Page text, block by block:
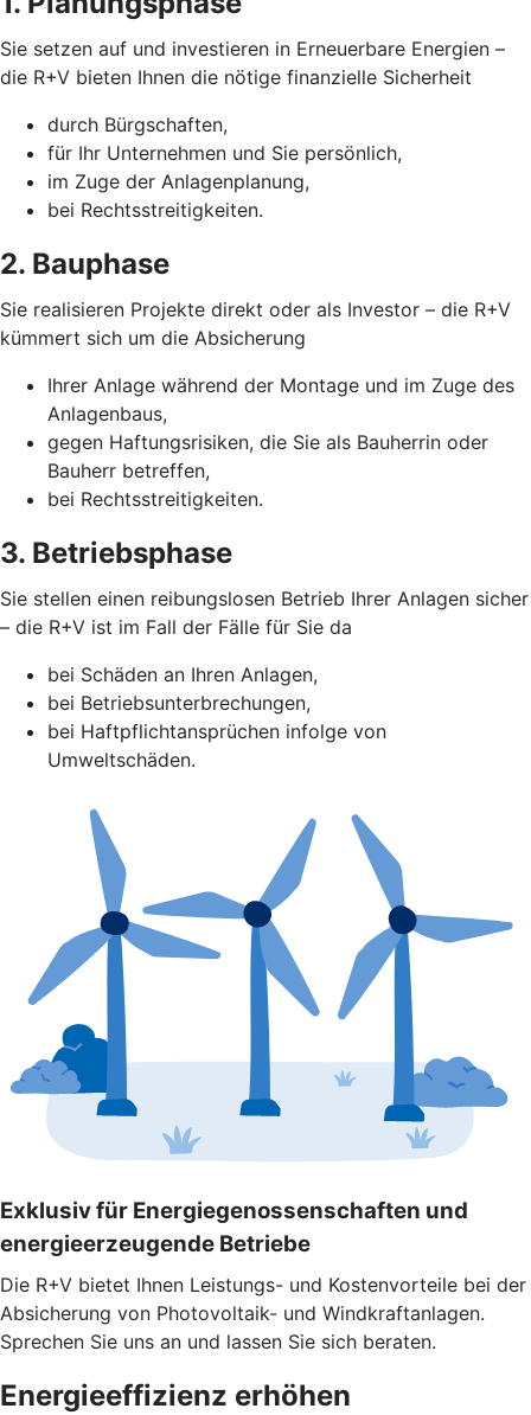
Sie setzen auf und investieren in Erneuerbare Energien –
die R+V bieten Ihnen die nötige finanzielle Sicherheit
durch Bürgschaften,
für Ihr Unternehmen und Sie persönlich,
im Zuge der Anlagenplanung,
bei Rechtsstreitigkeiten.
2. Bauphase
Sie realisieren Projekte direkt oder als Investor – die R+V
kümmert sich um die Absicherung
Ihrer Anlage während der Montage und im Zuge des
Anlagenbaus,
gegen Haftungsrisiken, die Sie als Bauherrin oder
Bauherr betreffen,
bei Rechtsstreitigkeiten.
3. Betriebsphase
Sie stellen einen reibungslosen Betrieb Ihrer Anlagen sicher
– die R+V ist im Fall der Fälle für Sie da
bei Schäden an Ihren Anlagen,
bei Betriebsunterbrechungen,
bei Haftpflichtansprüchen infolge von
Umweltschäden.
Exklusiv für Energiegenossenschaften und
energieerzeugende Betriebe
Die R+V bietet Ihnen Leistungs- und Kostenvorteile bei der
Absicherung von Photovoltaik- und Windkraftanlagen.
Sprechen Sie uns an und lassen Sie sich beraten.
Energieeffizienz erhöhen